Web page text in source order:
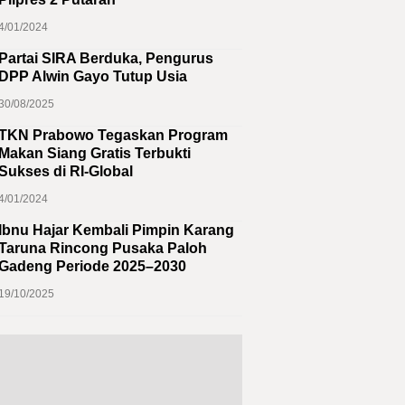
01/2024
Partai SIRA Berduka, Pengurus
DPP Alwin Gayo Tutup Usia
08/2025
Prabowo Tegaskan Program
Makan Siang Gratis Terbukti
di RI-Global
01/2024
Ibnu Hajar Kembali Pimpin Karang
Rincong Pusaka Paloh
Periode 2025–2030
19/10/2025